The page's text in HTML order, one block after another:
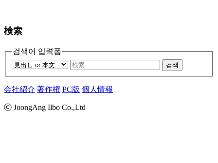
検索
검색어 입력폼
검색
会社紹介 著作権 PC版 個人情報
ⓒ JoongAng Ilbo Co.,Ltd